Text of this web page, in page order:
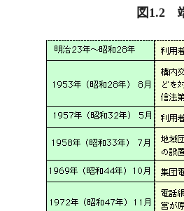
図1.2